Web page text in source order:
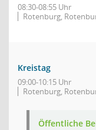
08:30-08:55 Uhr
Rotenburg,
Kreistag
09:00-10:15 Uhr
Rotenburg,
Öffentliche